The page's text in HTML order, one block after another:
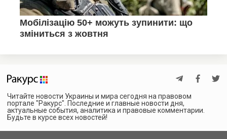
Читайте новости Украины и мира сегодня на правовом
портале "Ракурс". Последние и главные новости дня,
актуальные события, аналитика и правовые комментарии.
Будьте в курсе всех новостей!